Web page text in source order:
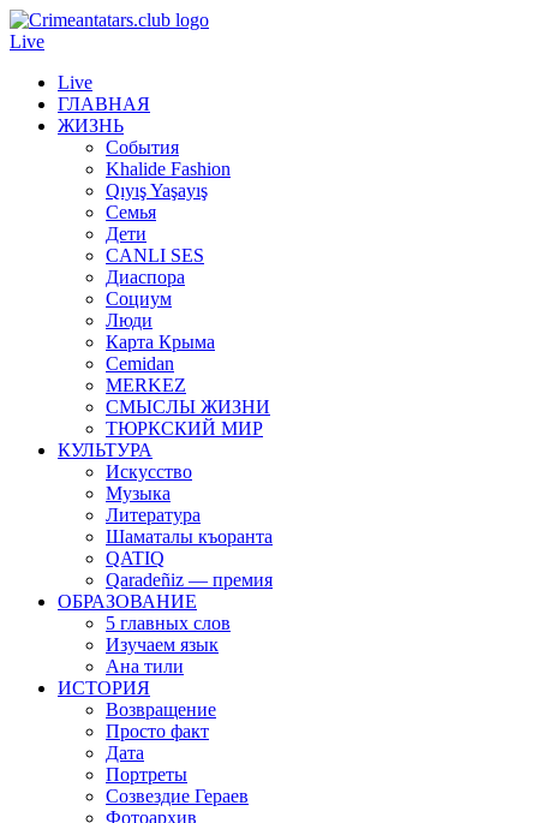
Live
Live
ГЛАВНАЯ
ЖИЗНЬ
События
Khalide Fashion
Qıyış Yaşayış
Семья
Дети
CANLI SES
Диаспора
Социум
Люди
Карта Крыма
Cemidan
МERKEZ
СМЫСЛЫ ЖИЗНИ
ТЮРКСКИЙ МИР
КУЛЬТУРА
Искусство
Музыка
Литература
Шаматалы къоранта
QATIQ
Qaradeñiz — премия
ОБРАЗОВАНИЕ
5 главных слов
Изучаем язык
Ана тили
ИСТОРИЯ
Возвращение
Просто факт
Дата
Портреты
Созвездие Гераев
Фотоархив